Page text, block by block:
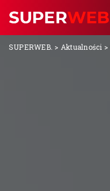
SUPERWEB. > Aktualności >